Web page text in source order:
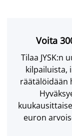
Voita
Tilaa JYSK:n
kilpailuista,
räätälöidään
euron